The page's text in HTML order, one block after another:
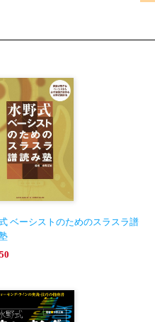
ベーシストのためのスラスラ譜